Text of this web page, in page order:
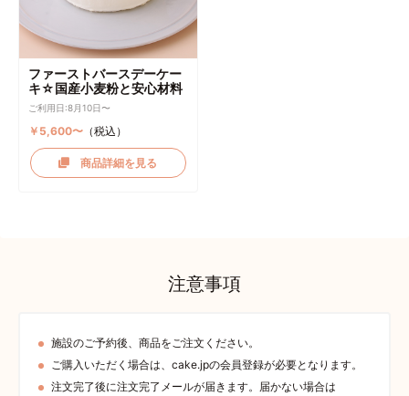
ファーストバースデーケー
キ☆国産小麦粉と安心材料
ご利用日:8月10日〜
￥5,600〜（税込）
商品詳細を見る
注意事項
施設のご予約後、商品をご注文ください。
ご購入いただく場合は、cake.jpの会員登録が必要となります。
注文完了後に注文完了メールが届きます。届かない場合は